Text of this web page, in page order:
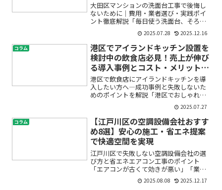
大田区マンションの洗面台工事で後悔し
ないために｜費用・業者選び・実践ポイ
ント徹底解説「毎日使う洗面台、そろそ
ろ新しくしたいけれど、失敗したらどう
しよう…」「大田区のマンションで洗面
台工事を頼むとき、どこにお願いしてい
いか分からない」そんな不...
2025.07.28 2025.12.16
コラム
港区でアイランドキッチン設置を
検討中の飲食店必見！売上が伸び
る導入事例とコスト・メリット徹
底解説
港区で飲食店にアイランドキッチンを導
入したい方へ―成功事例と失敗しないた
めのポイントを解説「港区でおしゃれな
アイランドキッチンを設置したいけれ
ど、費用はどのくらい？」「厨房レイア
ウトや動線、衛生面で失敗しないか不
安…」「実際に売上アップにつ...
2025.07.27
コラム
【江戸川区の空調設備会社おすす
め8選】安心の施工・省エネ提案
で快適空間を実現
江戸川区で失敗しない空調設備会社の選
び方と省エネエアコン工事のポイント
「エアコンが古くて効きが悪い」「業者
選びで失敗したくない」「省エネで電気
代も抑えたい」――江戸川区にお住まい・お
2025.08.08 2025.12.17